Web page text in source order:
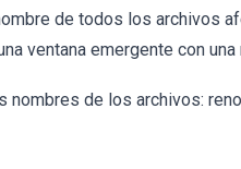
de todos los archivos
ventana emergente con una
de los archivos: